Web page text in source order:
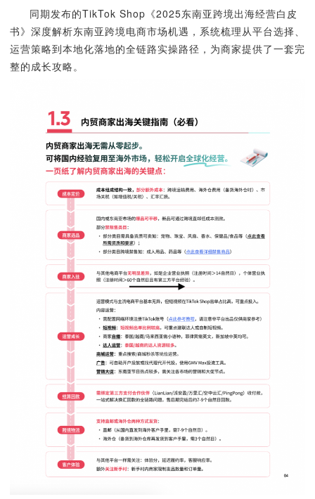
同期发布的TikTok Shop《2025东南亚跨境出海经营白皮
书》深度解析东南亚跨境电商市场机遇，系统梳理从平台选择、
运营策略到本地化落地的全链路实操路径，为商家提供了一套完
整的成长攻略。